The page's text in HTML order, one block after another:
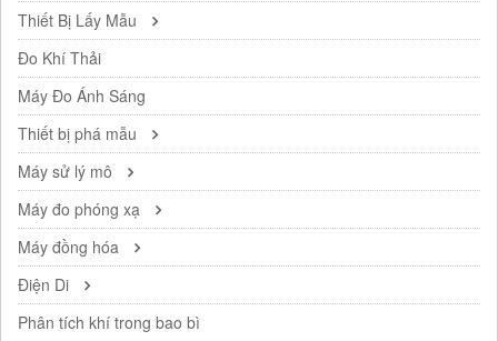
Thiết Bị Lấy Mẫu
Đo Khí Thải
Máy Đo Ánh Sáng
Thiết bị phá mẫu
Máy sử lý mô
Máy đo phóng xạ
Máy đồng hóa
Điện Di
Phân tích khí trong bao bì